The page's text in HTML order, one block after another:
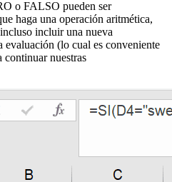
o FALSO pueden ser
haga una operación aritmética,
incluir una nueva
evaluación (lo cual es conveniente
continuar nuestras